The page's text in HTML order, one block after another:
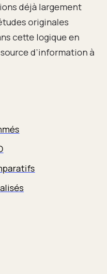
déjà largement
originales
cette logique en
d’information à